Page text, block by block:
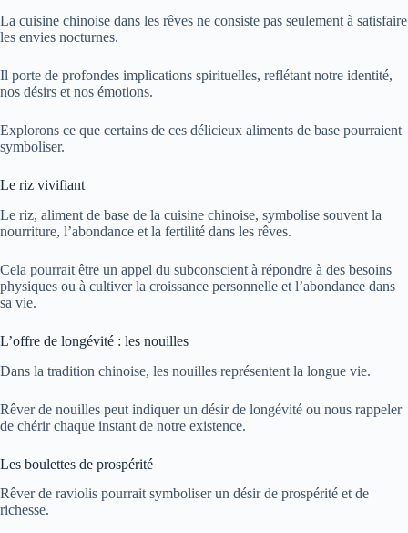
La cuisine chinoise dans les rêves ne consiste pas seulement à satisfaire
les envies nocturnes.
Il porte de profondes implications spirituelles, reflétant notre identité,
nos désirs et nos émotions.
Explorons ce que certains de ces délicieux aliments de base pourraient
symboliser.
Le riz vivifiant
Le riz, aliment de base de la cuisine chinoise, symbolise souvent la
nourriture, l’abondance et la fertilité dans les rêves.
Cela pourrait être un appel du subconscient à répondre à des besoins
physiques ou à cultiver la croissance personnelle et l’abondance dans
sa vie.
L’offre de longévité : les nouilles
Dans la tradition chinoise, les nouilles représentent la longue vie.
Rêver de nouilles peut indiquer un désir de longévité ou nous rappeler
de chérir chaque instant de notre existence.
Les boulettes de prospérité
Rêver de raviolis pourrait symboliser un désir de prospérité et de
richesse.